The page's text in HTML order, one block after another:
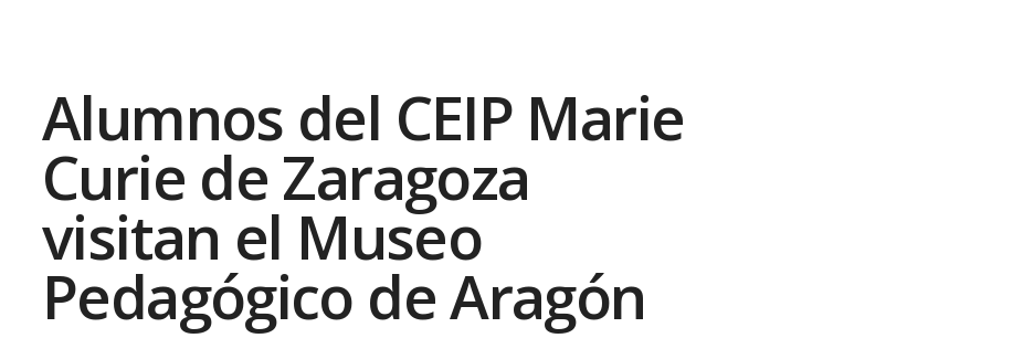
Alumnos del CEIP Marie
Curie de Zaragoza
visitan el Museo
Pedagógico de Aragón